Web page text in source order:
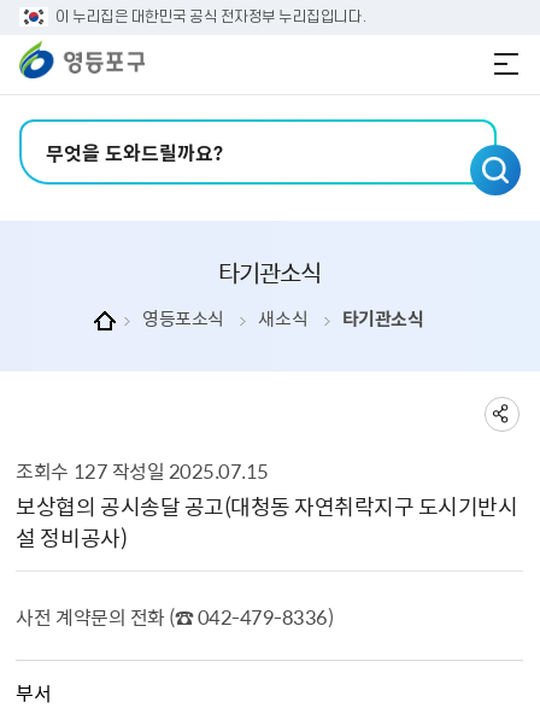
본문 바로가기
주메뉴 바로가기
이 누리집은 대한민국 공식 전자정부 누리집입니다.
타기관소식
영등포소식 새소식 타기관소식
조회수 127 작성일 2025.07.15
보상협의 공시송달 공고(대청동 자연취락지구 도시기반시
설 정비공사)
사전 계약문의 전화 (☎ 042-479-8336)
부서